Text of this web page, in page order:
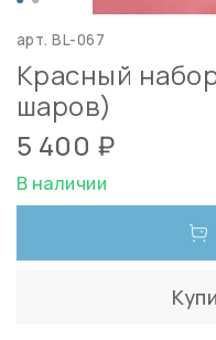
арт.BL-067
Красный
шаров)
5 400 ₽
В наличии